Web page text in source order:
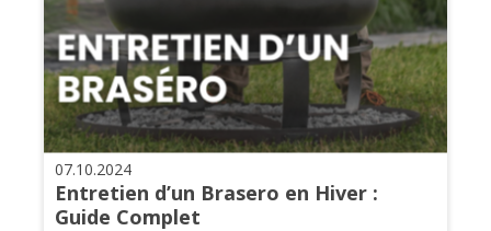
07.10.2024
Entretien d’un Brasero en Hiver :
Guide Complet